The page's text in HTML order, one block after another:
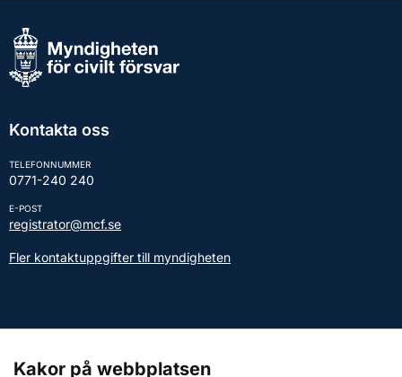
Kontakta oss
TELEFONNUMMER
0771-240 240
E-POST
registrator@mcf.se
Fler kontaktuppgifter till myndigheten
Kakor på webbplatsen